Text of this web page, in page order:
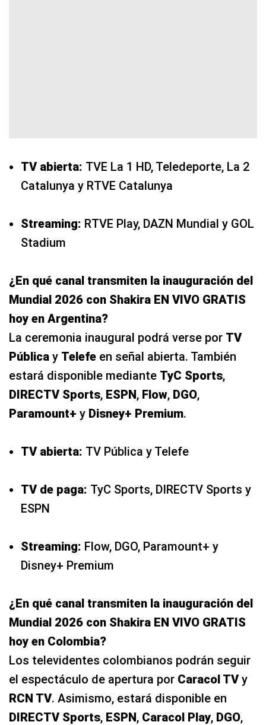
TV abierta: TVE La 1 HD, Teledeporte, La 2
Catalunya y RTVE Catalunya
Streaming: RTVE Play, DAZN Mundial y GOL
Stadium
¿En qué canal transmiten la inauguración del
Mundial 2026 con Shakira EN VIVO GRATIS
hoy en Argentina?
La ceremonia inaugural podrá verse por TV
Pública y Telefe en señal abierta. También
estará disponible mediante TyC Sports,
DIRECTV Sports, ESPN, Flow, DGO,
Paramount+ y Disney+ Premium.
TV abierta: TV Pública y Telefe
TV de paga: TyC Sports, DIRECTV Sports y
ESPN
Streaming: Flow, DGO, Paramount+ y
Disney+ Premium
¿En qué canal transmiten la inauguración del
Mundial 2026 con Shakira EN VIVO GRATIS
hoy en Colombia?
Los televidentes colombianos podrán seguir
el espectáculo de apertura por Caracol TVy
RCN TV. Asimismo, estará disponible en
DIRECTV Sports, ESPN, Caracol Play, DGO,